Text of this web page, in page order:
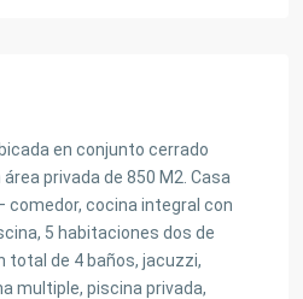
en conjunto cerrado
privada de 850 M2. Casa
comedor, cocina integral con
5 habitaciones dos de
total de 4 baños, jacuzzi,
multiple, piscina privada,